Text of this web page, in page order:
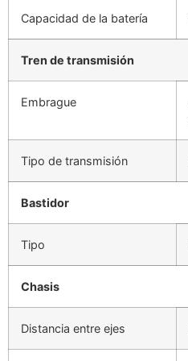
Capacidad de la batería
Tren de transmisión
Embrague
Tipo de transmisión
Bastidor
Tipo
Chasis
Distancia entre ejes